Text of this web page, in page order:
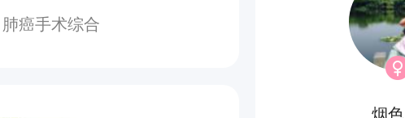
肺癌手术综合
烟色